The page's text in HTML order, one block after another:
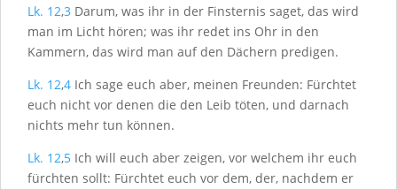
Lk. 12,3 Darum, was ihr in der Finsternis saget, das wird
man im Licht hören; was ihr redet ins Ohr in den
Kammern, das wird man auf den Dächern predigen.
Lk. 12,4 Ich sage euch aber, meinen Freunden: Fürchtet
euch nicht vor denen die den Leib töten, und darnach
nichts mehr tun können.
Lk. 12,5 Ich will euch aber zeigen, vor welchem ihr euch
fürchten sollt: Fürchtet euch vor dem, der, nachdem er